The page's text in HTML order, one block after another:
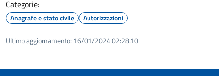
Categorie:
Anagrafe e stato civile Autorizzazioni
Ultimo aggiornamento: 16/01/2024 02:28.10